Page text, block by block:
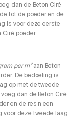
dan de Beton Ciré
tot de poeder en de
is voor deze eerste
Ciré poeder.
per m²aan Beton
De bedoeling is
op met de tweede
dan de Beton Ciré
en de resin een
voor deze tweede laag